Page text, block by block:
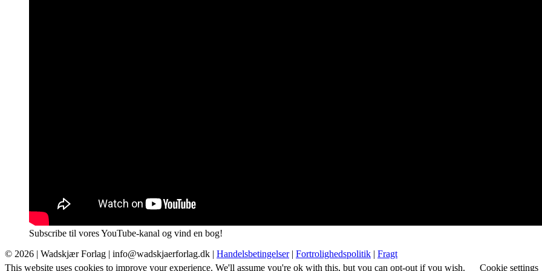
Subscribe til vores YouTube-kanal og vind en bog!
© 2026 | Wadskjær Forlag | info@wadskjaerforlag.dk | Handelsbetingelser| Fortrolighedspolitik | Fragt
This website uses cookies to improve your experience. We'll assume you're ok with this, but you can opt-out if you wish.
Cookie settings